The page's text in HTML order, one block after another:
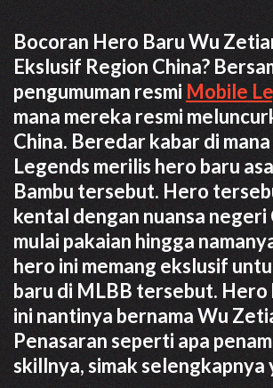
Bocoran Hero Baru Wu
Ekslusif Region China?
pengumuman resmi Mobile
mana mereka resmi
China. Beredar kabar di
Legends merilis hero baru
Bambu tersebut. Hero
kental dengan nuansa negeri
mulai pakaian hingga
hero ini memang ekslusif
baru di MLBB tersebut. Hero
ini nantinya bernama Wu
Penasaran seperti apa
skillnya, simak selengkapnya